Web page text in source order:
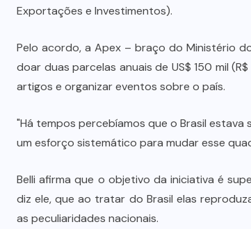
Exportações e Investimentos).
Pelo acordo, a Apex – braço do Ministério
doar duas parcelas anuais de US$ 150 mil
artigos e organizar eventos sobre o país.
"Há tempos percebíamos que o Brasil
um esforço sistemático para mudar esse
Belli afirma que o objetivo da iniciativa é
diz ele, que ao tratar do Brasil elas
as peculiaridades nacionais.
reforça conexão entre
na moda inspirada no